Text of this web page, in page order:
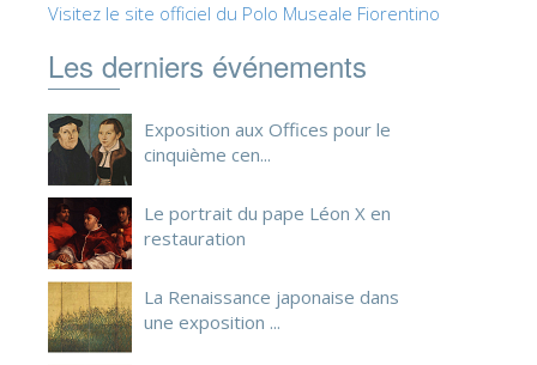
Visitez le site officiel du Polo Museale Fiorentino
Les derniers événements
Exposition aux Offices pour le
cinquième cen...
Le portrait du pape Léon X en
restauration
La Renaissance japonaise dans
une exposition ...